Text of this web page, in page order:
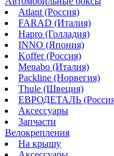
Atlant (Россия)
FARAD (Италия)
Hapro (Голладия)
INNO (Япония)
Koffer (Россия)
Menabo (Италия)
Packline (Норвегия)
Thule (Швеция)
ЕВРОДЕТАЛЬ
Аксессуары
Запчасти
Велокрепления
На крышу